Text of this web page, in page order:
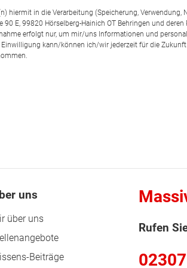
hiermit in die Verarbeitung (Speicherung,
E, 99820 Hörselberg-Hainich OT Behringen und
erfolgt nur, um mir/uns Informationen und
kann/können ich/wir jederzeit für die Zukunft
uns
über uns
Beiträge
Rufen